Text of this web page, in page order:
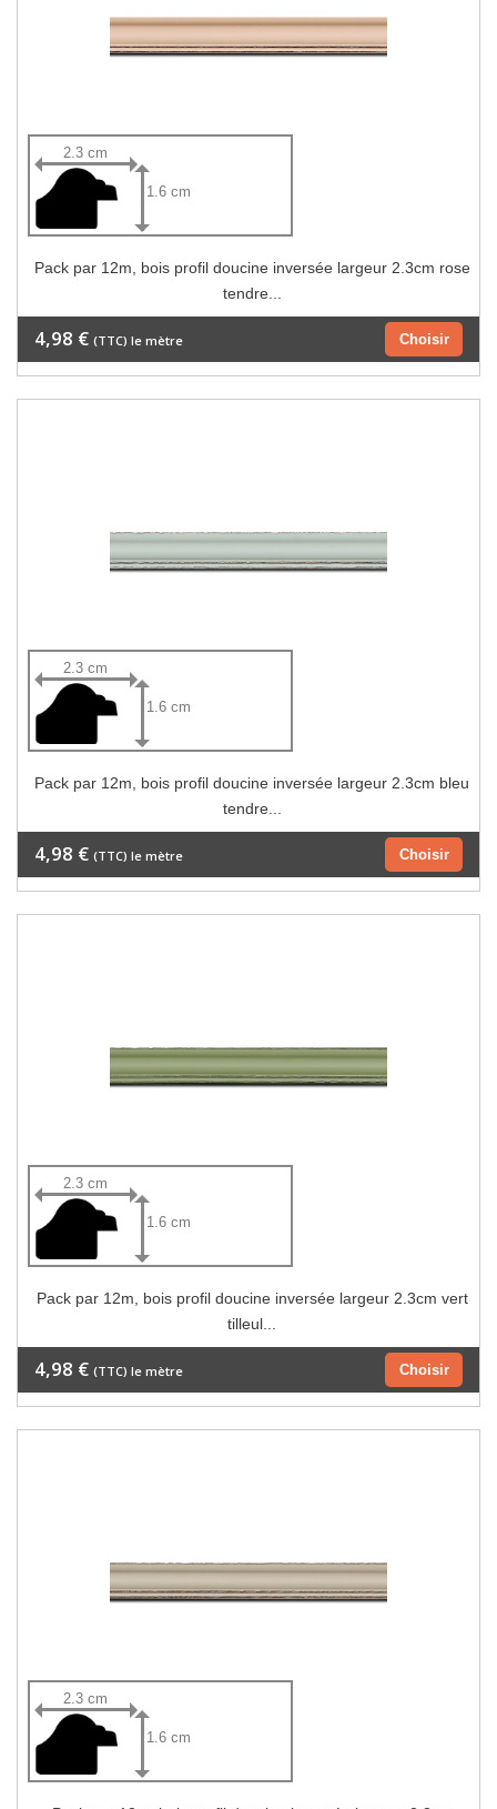
2.3 cm
1.6 cm
Pack par 12m, bois profil doucine inversée largeur 2.3cm rose
tendre...
Choisir
4,98 € (TTC) le mètre
2.3 cm
1.6 cm
Pack par 12m, bois profil doucine inversée largeur 2.3cm bleu
tendre...
Choisir
4,98 € (TTC) le mètre
2.3 cm
1.6 cm
Pack par 12m, bois profil doucine inversée largeur 2.3cm vert
tilleul...
Choisir
4,98 € (TTC) le mètre
2.3 cm
1.6 cm